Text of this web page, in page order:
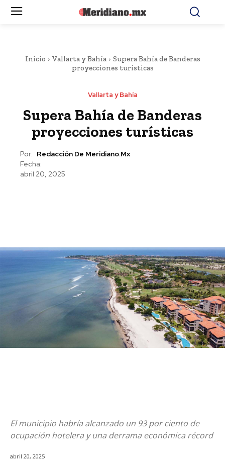
Inicio Vallarta y Bahía
Supera Bahía de Banderas
proyecciones turísticas
Vallarta y Bahía
Supera Bahía de Banderas
proyecciones turísticas
Por: Redacción De Meridiano.mx
Fecha:
abril 20, 2025
El municipio habría alcanzado un 93 por ciento de
ocupación hotelera y una derrama económica récord
abril 20, 2025